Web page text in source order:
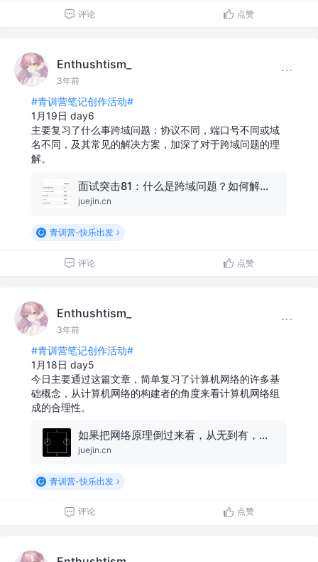
评论 点赞
Enthushtism_
3年前
#青训营笔记创作活动#
1月19日 day6
主要复习了什么事跨域问题：协议不同，端口号不同或域
名不同，及其常见的解决方案，加深了对于跨域问题的理
解。
面试突击81：什么是跨域问题？如何解决？
juejin.cn
青训营-快乐出发
评论 点赞
Enthushtism_
3年前
#青训营笔记创作活动#
1月18日 day5
今日主要通过这篇文章，简单复习了计算机网络的许多基
础概念，从计算机网络的构建者的角度来看计算机网络组
成的合理性。
如果把网络原理倒过来看，从无到有，一切都清晰了（上）
juejin.cn
青训营-快乐出发
评论 点赞